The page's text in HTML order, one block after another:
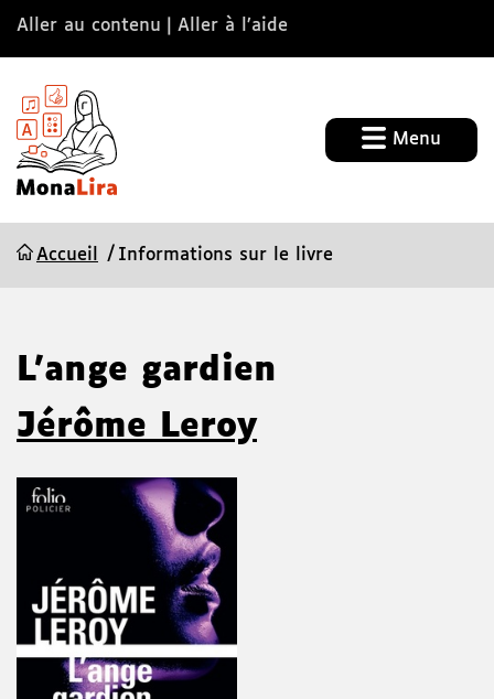
Aller au contenu Aller à l’aide
Menu
Accueil Informations sur le livre
L'ange gardien
Jérôme Leroy